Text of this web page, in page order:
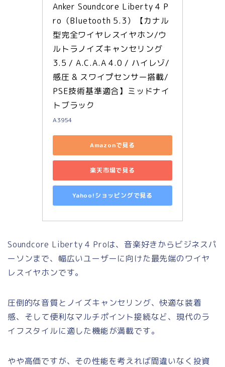
Anker Soundcore Liberty 4 P
ro（Bluetooth 5.3）【カナル
型完全ワイヤレスイヤホン/ウ
ルトラノイズキャンセリング
3.5 / A.C.A.A 4.0 / ハイレゾ/
感圧 & スワイプセンサー搭載/
PSE技術基準適合】ミッドナイ
トブラック
A3954
Amazonで見る
楽天市場で見る
Yahoo!ショッピングで見る
Soundcore Liberty 4 Proは、音楽好きからビジネスパ
ーソンまで、幅広いユーザーに向けた最先端のワイヤ
レスイヤホンです。
圧倒的な音質とノイズキャンセリング、快適な装着
感、そして便利なマルチポイント接続など、現代のラ
イフスタイルに適した機能が満載です。
やや高価ですが、その性能を考えれば間違いなく投資